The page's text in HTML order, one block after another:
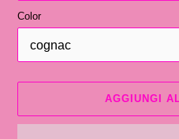
Color
AGGIUNGI